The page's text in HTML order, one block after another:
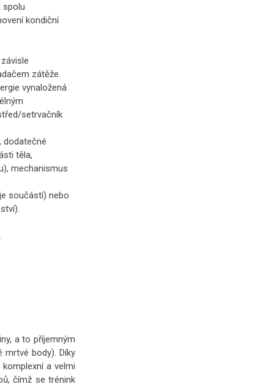
spolu
kondiční
zátěže.
vynaložená
setrvačník
dodatečné
těla,
mechanismus
součástí) nebo
a to příjemným
mrtvé body). Díky
a velmi
čímž se trénink